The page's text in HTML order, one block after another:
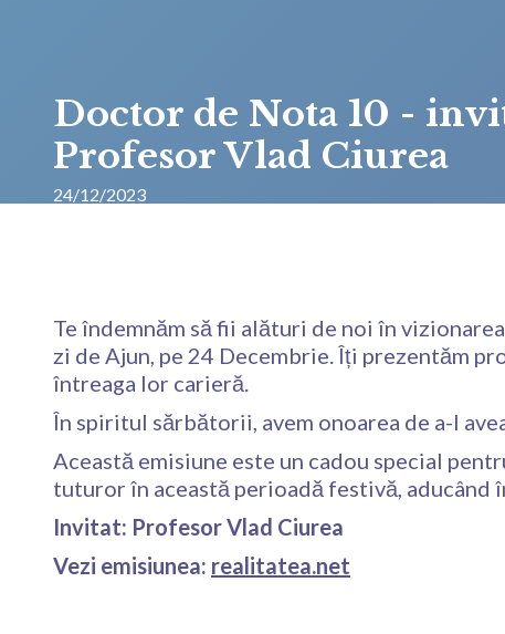
Doctor de Nota 10 -
Profesor Vlad Ciurea
24/12/2023
Te îndemnăm să fii alături de noi în
zi de Ajun, pe 24 Decembrie. Îți prezentăm
întreaga lor carieră.
În spiritul sărbătorii, avem onoarea de a-l
Această emisiune este un cadou special
tuturor în această perioadă festivă, aducând
Invitat: Profesor Vlad Ciurea
Vezi emisiunea: realitatea.net